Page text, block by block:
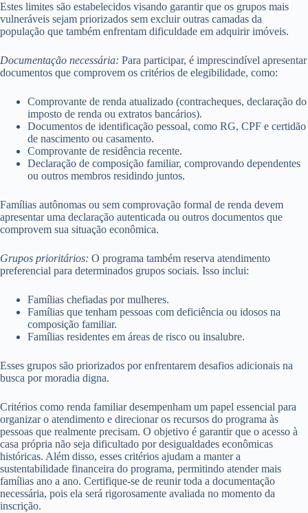
Estes limites são estabelecidos visando garantir que os grupos mais
vulneráveis sejam priorizados sem excluir outras camadas da
população que também enfrentam dificuldade em adquirir imóveis.
Documentação necessária: Para participar, é imprescindível apresentar
documentos que comprovem os critérios de elegibilidade, como:
Comprovante de renda atualizado (contracheques, declaração do
imposto de renda ou extratos bancários).
Documentos de identificação pessoal, como RG, CPF e certidão
de nascimento ou casamento.
Comprovante de residência recente.
Declaração de composição familiar, comprovando dependentes
ou outros membros residindo juntos.
Famílias autônomas ou sem comprovação formal de renda devem
apresentar uma declaração autenticada ou outros documentos que
comprovem sua situação econômica.
Grupos prioritários: O programa também reserva atendimento
preferencial para determinados grupos sociais. Isso inclui:
Famílias chefiadas por mulheres.
Famílias que tenham pessoas com deficiência ou idosos na
composição familiar.
Famílias residentes em áreas de risco ou insalubre.
Esses grupos são priorizados por enfrentarem desafios adicionais na
busca por moradia digna.
Critérios como renda familiar desempenham um papel essencial para
organizar o atendimento e direcionar os recursos do programa às
pessoas que realmente precisam. O objetivo é garantir que o acesso à
casa própria não seja dificultado por desigualdades econômicas
históricas. Além disso, esses critérios ajudam a manter a
sustentabilidade financeira do programa, permitindo atender mais
famílias ano a ano. Certifique-se de reunir toda a documentação
necessária, pois ela será rigorosamente avaliada no momento da
inscrição.